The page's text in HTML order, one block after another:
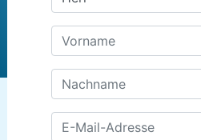
Vorname
Nachname
E-Mail-Adresse